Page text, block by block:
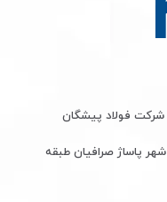
شرکت فولاد پیشگان
پاساژ صرافیان طبقه